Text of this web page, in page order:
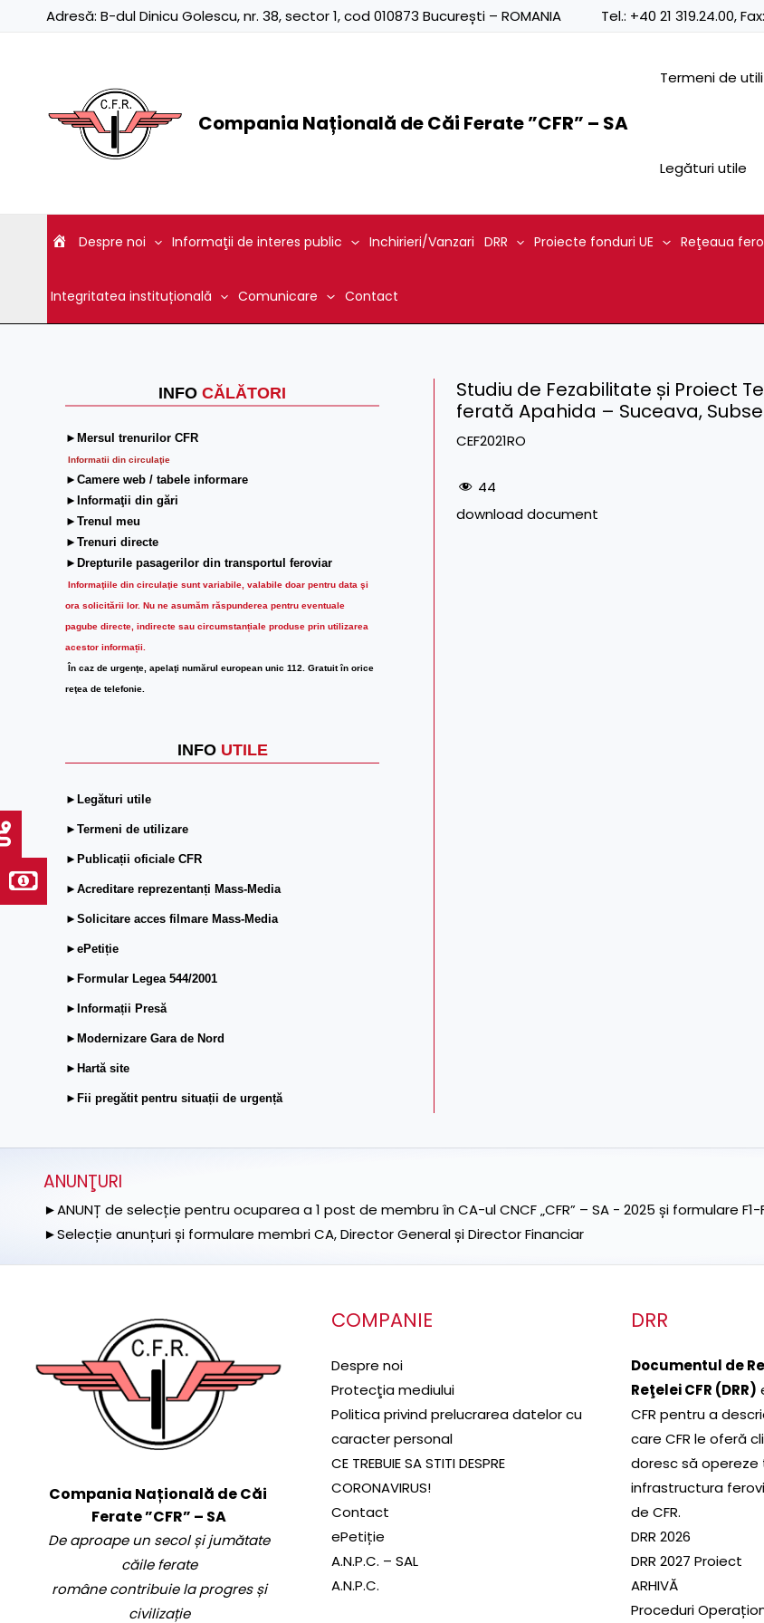
Adresă: B-dul Dinicu Golescu, nr. 38, sector 1, cod 010873 București – ROMANIA Tel.: +40 21 319.24.00, Fax:
Compania Națională de Căi Ferate ”CFR” – SA
Termeni de
Legături utile
Despre noi Informaţii de interes public Inchirieri/Vanzari DRR Proiecte fonduri UE Reţeaua
Integritatea instituțională Comunicare Contact
INFO CĂLĂTORI
►Mersul trenurilor CFR
Informatii din circulaţie
►Camere web / tabele informare
►Informaţii din gări
►Trenul meu
►Trenuri directe
►Drepturile pasagerilor din transportul feroviar
Informaţiile din circulaţie sunt variabile, valabile doar pentru data şi
ora solicitării lor. Nu ne asumăm răspunderea pentru eventuale
pagube directe, indirecte sau circumstanțiale produse prin utilizarea
acestor informații.
În caz de urgenţe, apelaţi numărul european unic 112. Gratuit în orice
reţea de telefonie.
INFO UTILE
►Legături utile
►Termeni de utilizare
►Publicații oficiale CFR
►Acreditare reprezentanți Mass-Media
►Solicitare acces filmare Mass-Media
►ePetiție
►Formular Legea 544/2001
►Informații Presă
►Modernizare Gara de Nord
►Hartă site
►Fii pregătit pentru situații de urgență
Studiu de Fezabilitate și Proiect
ferată Apahida – Suceava,
CEF2021RO
44
download document
ANUNŢURI
►ANUNȚ de selecție pentru ocuparea a 1 post de membru în CA-ul CNCF „CFR” – SA - 2025 și formulare F1-
►Selecție anunțuri și formulare membri CA, Director General și Director Financiar
Compania Națională de Căi
Ferate ”CFR” – SA
De aproape un secol și jumătate
căile ferate
române contribuie la progres și
civilizație
COMPANIE
Despre noi
Protecţia mediului
Politica privind prelucrarea datelor cu
caracter personal
CE TREBUIE SA STITI DESPRE
CORONAVIRUS!
Contact
ePetiție
A.N.P.C. – SAL
A.N.P.C.
DRR
Documentul de
Reţelei CFR (DRR)
CFR pentru a
care CFR le oferă
doresc să opereze
infrastructura
de CFR.
DRR 2026
DRR 2027 Proiect
ARHIVĂ
Proceduri